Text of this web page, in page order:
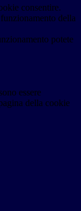
consentire.
della
potete
essere
della cookie